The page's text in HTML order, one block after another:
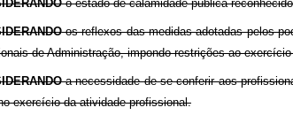
o estado de calamidade pública
os reflexos das medidas adotadas pelos
de Administração, impondo restrições ao
a necessidade de se conferir aos
exercício da atividade profissional.